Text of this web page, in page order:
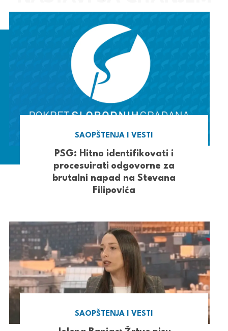
SAOPŠTENJA I VESTI
PSG: Hitno identifikovati i
procesuirati odgovorne za
brutalni napad na Stevana
Filipovića
SAOPŠTENJA I VESTI